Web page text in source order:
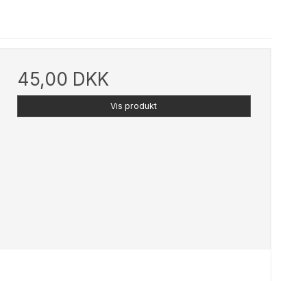
45,00 DKK
Vis produkt